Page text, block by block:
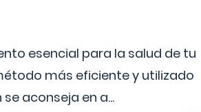
esencial para la salud de tu
más eficiente y utilizado
aconseja en a...